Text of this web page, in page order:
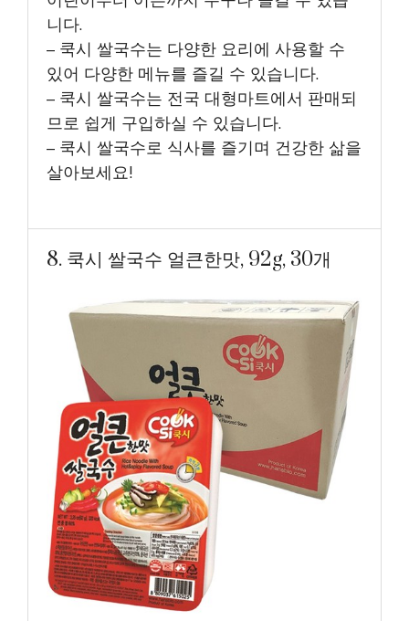
니다.
– 쿡시 쌀국수는 다양한 요리에 사용할 수
있어 다양한 메뉴를 즐길 수 있습니다.
– 쿡시 쌀국수는 전국 대형마트에서 판매되
므로 쉽게 구입하실 수 있습니다.
– 쿡시 쌀국수로 식사를 즐기며 건강한 삶을
살아보세요!
8. 쿡시 쌀국수 얼큰한맛, 92g, 30개